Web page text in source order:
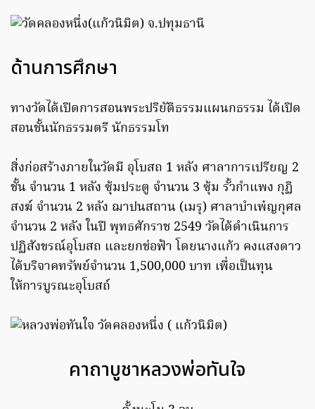
ด้านการศึกษา
ทางวัดได้เปิดการสอนพระปริยัติธรรมแผนกธรรม ได้เปิด
สอนชั้นนักธรรมตรี นักธรรมโท
สิ่งก่อสร้างภายในวัดมี อุโบสถ 1 หลัง ศาลาการเปรียญ 2
ชั้น จำนวน 1 หลัง ซุ้มประตู จำนวน 3 ซุ้ม รั้วกำแพง กุฏิ
สงฆ์ จำนวน 2 หลัง ฌาปนสถาน (เมรุ) ศาลาบำเพ๋ญกุศล
จำนวน 2 หลัง ในปี พุทธศักราช 2549 วัดได้ดำเนินการ
ปฏิสังขรณ์อุโบสถ และยกช่อฟ้า โดยนางแก้ว คงแสงดาว
ได้บริจาคทรัพย์จำนวน 1,500,000 บาท เพื่อเป็นทุน
ให้การบูรณะอุโบสถ์
คาถาบูชาหลวงพ่อทันใจ